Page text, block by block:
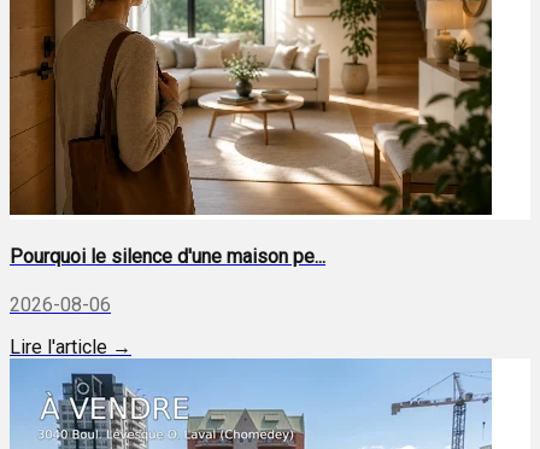
Pourquoi le silence d'une maison pe...
2026-08-06
Lire l'article →